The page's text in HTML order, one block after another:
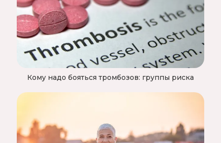
Кому надо бояться тромбозов: группы риска